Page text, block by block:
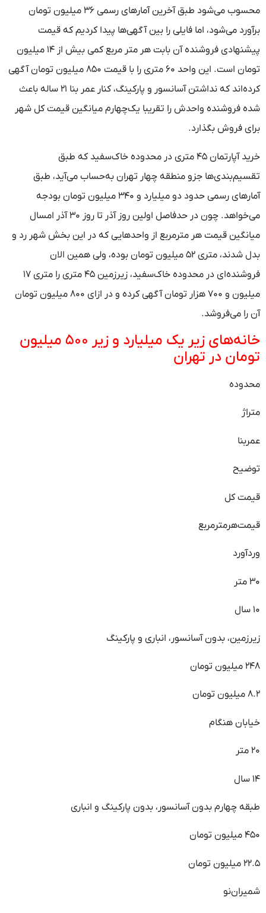
محسوب می‌شود طبق آخرین آمارهای رسمی ۳۶ میلیون تومان
برآورد می‌شود، اما فایلی را بین آگهی‌ها پیدا کردیم که قیمت
پیشنهادی فروشنده آن بابت هر متر مربع کمی بیش از ۱۴ میلیون
تومان است. این واحد ۶۰ متری را با قیمت ۸۵۰ میلیون تومان آگهی
کرده‌اند که نداشتن آسانسور و پارکینگ، کنار عمر بنا ۲۱ ساله باعث
شده فروشنده واحدش را تقریبا یک‌چهارم میانگین قیمت کل شهر
برای فروش بگذارد.
خرید آپارتمان ۴۵ متری در محدوده خاک‌سفید که طبق
تقسیم‌بندی‌ها جزو منطقه چهار تهران به‌حساب می‌آید، طبق
آمارهای رسمی حدود دو میلیارد و ۳۴۰ میلیون تومان بودجه
می‌خواهد. چون در حدفاصل اولین روز آذر تا روز ۳۰ آذر امسال
میانگین قیمت هر مترمربع از واحدهایی که در این بخش شهر رد و
بدل شدند، متری ۵۲ میلیون تومان بوده، ولی همین الان
فروشنده‌ای در محدوده خاک‌سفید، زیرزمین ۴۵ متری را متری ۱۷
میلیون و ۷۰۰ هزار تومان آگهی کرده و در ازای ۸۰۰ میلیون تومان
آن را می‌فروشد.
خانه‌های زیر یک میلیارد و زیر ۵۰۰ میلیون
تومان در تهران
محدوده
متراژ
عمربنا
توضیح
قیمت کل
قیمت‌هرمترمربع
وردآورد
۳۰ متر
۱۰ سال
زیرزمین، بدون آسانسور، انباری و پارکینگ
۲۴۸ میلیون تومان
۸.۲ میلیون تومان
خیابان هنگام
۲۰ متر
۱۴ سال
طبقه چهارم بدون آسانسور، بدون پارکینگ و انباری
۴۵۰ میلیون تومان
۲۲.۵ میلیون تومان
شمیران‌نو